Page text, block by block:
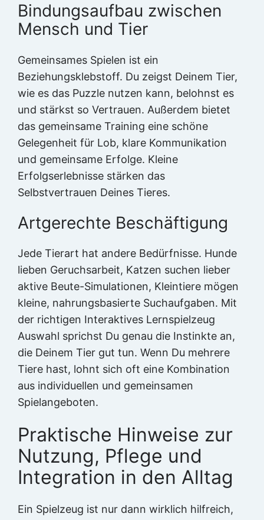
Bindungsaufbau zwischen
Mensch und Tier
Gemeinsames Spielen ist ein
Beziehungsklebstoff. Du zeigst Deinem Tier,
wie es das Puzzle nutzen kann, belohnst es
und stärkst so Vertrauen. Außerdem bietet
das gemeinsame Training eine schöne
Gelegenheit für Lob, klare Kommunikation
und gemeinsame Erfolge. Kleine
Erfolgserlebnisse stärken das
Selbstvertrauen Deines Tieres.
Artgerechte Beschäftigung
Jede Tierart hat andere Bedürfnisse. Hunde
lieben Geruchsarbeit, Katzen suchen lieber
aktive Beute-Simulationen, Kleintiere mögen
kleine, nahrungsbasierte Suchaufgaben. Mit
der richtigen Interaktives Lernspielzeug
Auswahl sprichst Du genau die Instinkte an,
die Deinem Tier gut tun. Wenn Du mehrere
Tiere hast, lohnt sich oft eine Kombination
aus individuellen und gemeinsamen
Spielangeboten.
Praktische Hinweise zur
Nutzung, Pflege und
Integration in den Alltag
Ein Spielzeug ist nur dann wirklich hilfreich,